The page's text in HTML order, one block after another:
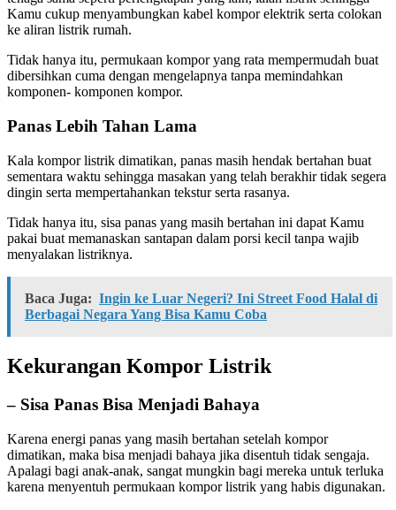
Kamu cukup menyambungkan kabel kompor elektrik serta colokan
ke aliran listrik rumah.
Tidak hanya itu, permukaan kompor yang rata mempermudah buat
dibersihkan cuma dengan mengelapnya tanpa memindahkan
komponen- komponen kompor.
Panas Lebih Tahan Lama
Kala kompor listrik dimatikan, panas masih hendak bertahan buat
sementara waktu sehingga masakan yang telah berakhir tidak segera
dingin serta mempertahankan tekstur serta rasanya.
Tidak hanya itu, sisa panas yang masih bertahan ini dapat Kamu
pakai buat memanaskan santapan dalam porsi kecil tanpa wajib
menyalakan listriknya.
Baca Juga: Ingin ke Luar Negeri? Ini Street Food Halal di
Berbagai Negara Yang Bisa Kamu Coba
Kekurangan Kompor Listrik
– Sisa Panas Bisa Menjadi Bahaya
Karena energi panas yang masih bertahan setelah kompor
dimatikan, maka bisa menjadi bahaya jika disentuh tidak sengaja.
Apalagi bagi anak-anak, sangat mungkin bagi mereka untuk terluka
karena menyentuh permukaan kompor listrik yang habis digunakan.